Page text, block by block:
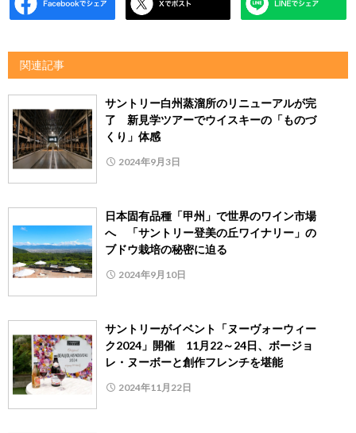
関連記事
サントリー白州蒸溜所のリニューアルが完
了 新見学ツアーでウイスキーの「ものづ
くり」体感
2024年9月3日
日本固有品種「甲州」で世界のワイン市場
へ 「サントリー登美の丘ワイナリー」の
ブドウ栽培の秘密に迫る
2024年9月10日
サントリーがイベント「ヌーヴォーウィー
ク2024」開催 11月22～24日、ボージョ
レ・ヌーボーと創作フレンチを堪能
2024年11月22日